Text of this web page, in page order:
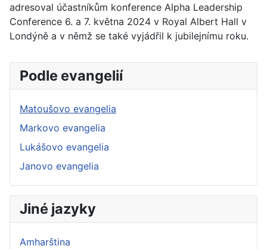
adresoval účastníkům konference Alpha Leadership
Conference 6. a 7. května 2024 v Royal Albert Hall v
Londýně a v němž se také vyjádřil k jubilejnímu roku.
Podle evangelií
Matoušovo evangelia
Markovo evangelia
Lukášovo evangelia
Janovo evangelia
Jiné jazyky
Amharština